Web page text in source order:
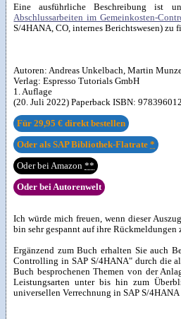
Eine ausführliche Beschreibung ist
Abschlussarbeiten im Gemeinkosten-
S/4HANA, CO, internes Berichtswesen) zu
Autoren:Andreas Unkelbach,Martin
Verlag:Espresso Tutorials GmbH
1. Auflage
(20. Juli 2022) Paperback ISBN:
Für29,95 € direkt bestellen
Oder als SAP Bibliothek-Flatrate*
Oder bei Amazon**
Oder bei Autorenwelt
Ich würde mich freuen, wenn dieser
bin sehr gespannt auf ihre Rückmeldungen
Ergänzend zum Buch erhalten Sie auch
Controlling in SAP S/4HANA" durch die
Buch besprochenen Themen von der
Leistungsarten unter bis hin zum
universellen Verrechnung in SAP S/